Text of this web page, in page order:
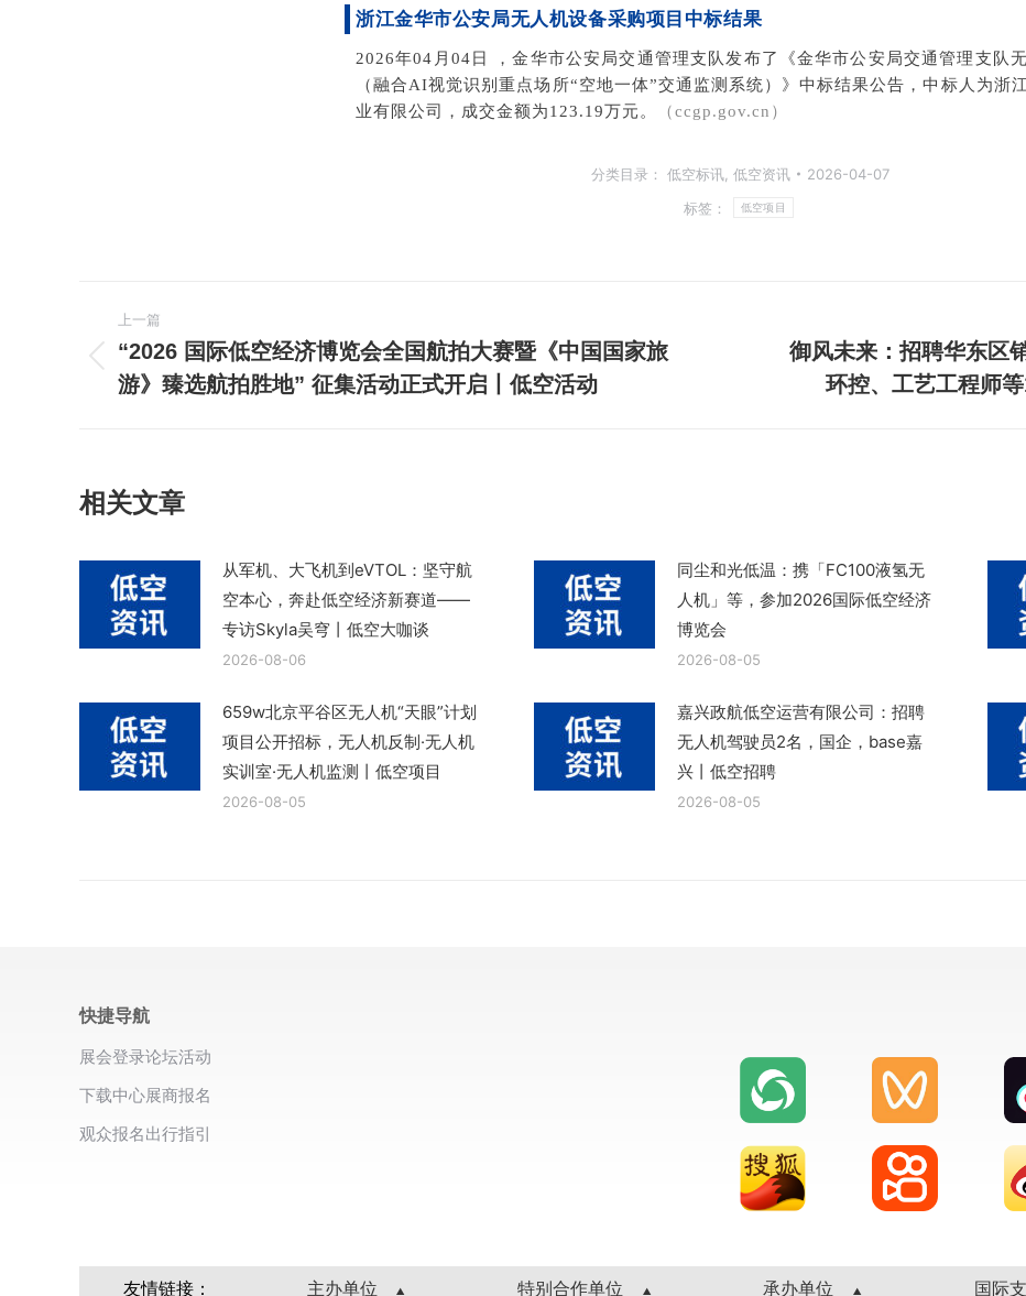
浙江金华市公安局无人机设备采购项目中标结果
2026年04月04日 ，金华市公安局交通管理支队发布了《金华市公安局交通管理支队
（融合AI视觉识别重点场所“空地一体”交通监测系统）》中标结果公告，中标人为浙
业有限公司，成交金额为123.19万元。
（ccgp.gov.cn）
分类目录： 低空标讯, 低空资讯
2026-04-07
标签：
低空项目
章
上一篇
上
一
章：
“2026 国际低空经济博览会全国航拍大赛暨《中国国家旅
游》臻选航拍胜地” 征集活动正式开启丨低空活动
御风未来：招聘华东区
环控、工艺工程师
相关文章
从军机、大飞机到eVTOL：坚守航
空本心，奔赴低空经济新赛道——
专访Skyla吴穹丨低空大咖谈
2026-08-06
同尘和光低温：携「FC100液氢无
人机」等，参加2026国际低空经济
博览会
2026-08-05
659w北京平谷区无人机“天眼”计划
项目公开招标，无人机反制·无人机
实训室·无人机监测丨低空项目
2026-08-05
嘉兴政航低空运营有限公司：招聘
无人机驾驶员2名，国企，base嘉
兴丨低空招聘
2026-08-05
快捷导航
展会登录论坛活动
下载中心展商报名
观众报名出行指引
友情链接： 主办单位 特别合作单位 承办单位 国际